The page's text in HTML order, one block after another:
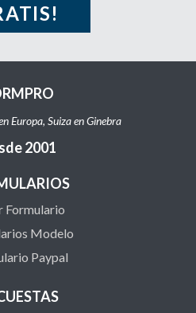
Europa, Suiza en Ginebra
2001
Formulario
Modelo
Paypal